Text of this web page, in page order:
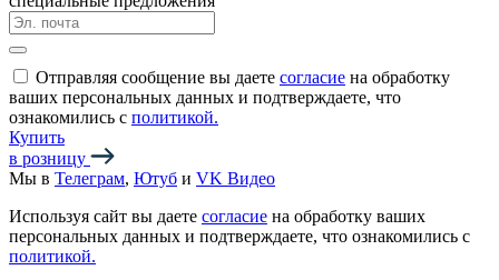
Отправляя сообщение вы даете согласие на обработку
ваших персональных данных и подтверждаете, что
ознакомились с политикой.
Купить
в розницу
Мы в Телеграм, Ютуб и VK Видео
Используя сайт вы даете согласие на обработку ваших
персональных данных и подтверждаете, что ознакомились с
политикой.